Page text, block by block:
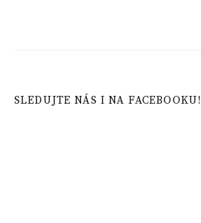
SLEDUJTE NÁS I NA FACEBOOKU!